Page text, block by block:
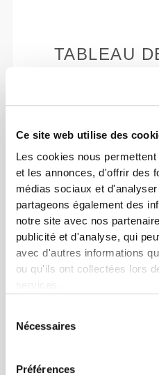
Ce site web utilise des
Les cookies nous
et les annonces, d'offrir des
médias sociaux et
partageons également des
notre site avec nos
publicité et d'analyse, qui
avec d'autres informations
ou qu'ils ont collectées lors
Nécessaires
Préférences
TABLEAU
(cm)
EU
22
8.7"
36
22.7
9.2"